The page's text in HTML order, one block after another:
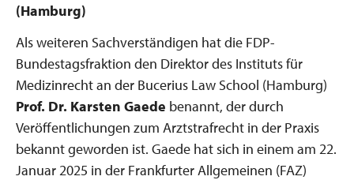
(Hamburg)
Als weiteren Sachverständigen hat die FDP-
Bundestagsfraktion den Direktor des Instituts für
Medizinrecht an der Bucerius Law School (Hamburg)
Prof. Dr. Karsten Gaede benannt, der durch
Veröffentlichungen zum Arztstrafrecht in der Praxis
bekannt geworden ist. Gaede hat sich in einem am 22.
Januar 2025 in der Frankfurter Allgemeinen (FAZ)